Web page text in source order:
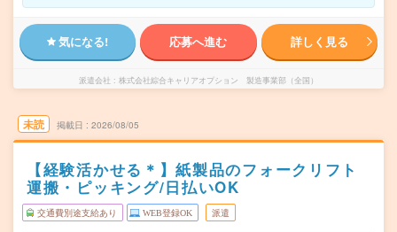
気になる! 応募へ進む 詳しく見る
派遣会社 株式会社綜合キャリアオプション 製造事業部（全国）
未読 掲載日 2026/08/05
【経験活かせる＊】紙製品のフォークリフト
運搬・ピッキング/日払いOK
交通費別途支給あり WEB登録OK 派遣